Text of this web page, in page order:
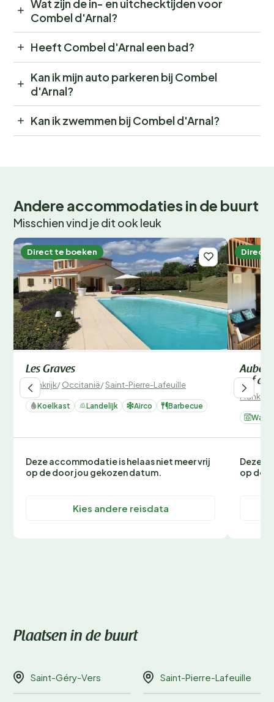
Wat zijn de in- en uitchecktijden voor
Combel d'Arnal?
Heeft Combel d'Arnal een bad?
Kan ik mijn auto parkeren bij Combel
d'Arnal?
Kan ik zwemmen bij Combel d'Arnal?
Andere accommodaties in de buurt
Misschien vind je dit ook leuk
Direct te boeken
Les Graves
Frankrijk/Occitanië/Saint-Pierre-Lafeuille
Koelkast Landelijk Airco Barbecue
Deze accommodatie is helaas niet meer vrij
op de door jou gekozen datum.
Kies andere reisdata
Direct
Aube-
auf
Frankrijk
Deze
op de
Plaatsen in de buurt
Saint-Géry-Vers Saint-Pierre-Lafeuille